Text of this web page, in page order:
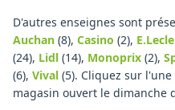
D'autres enseignes sont
Auchan (8), Casino (2),
(24), Lidl (14), Monoprix (2),
(6), Vival (5). Cliquez sur
magasin ouvert le dimanche